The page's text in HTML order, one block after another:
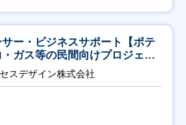
ー・ビジネスサポート【ポテ
ガス等の民間向けプロジェク
スデザイン株式会社